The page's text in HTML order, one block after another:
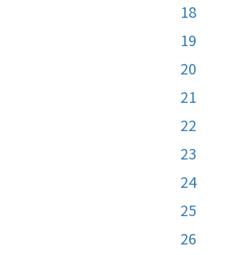
18
19
20
21
22
23
24
25
26